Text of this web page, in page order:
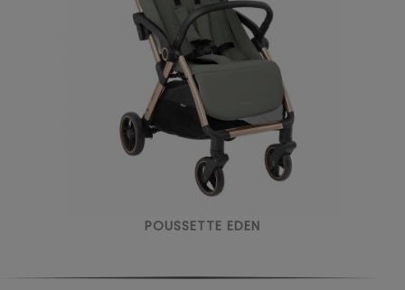
POUSSETTE EDEN